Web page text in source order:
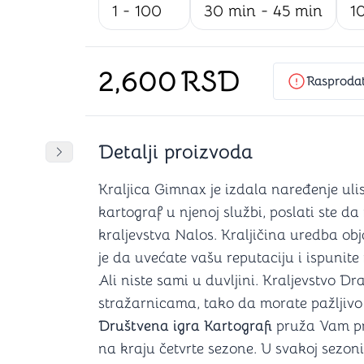
Šah
Domine
4 u 1 igre
Podloge
Zaštite
Kockice
Kutijice
Mozgalice
Hanayama
Kocke
Ostale mozgalice
Stripovi
Pomeranje sadržaja slajdera u desno
1 - 100 30 min - 45 min
2,600RSD
Detalji proizvoda
Kraljica Gimnax je izdala naređenje
kartograf u njenoj službi, poslati ste
kraljevstva Nalos. Kraljičina uredba
je da uvećate vašu reputaciju i ispunite
Ali niste sami u duvljini. Kraljevstvo
stražarnicama, tako da morate
Društvena igra Kartografi pruža Vam
na kraju četvrte sezone. U svakoj